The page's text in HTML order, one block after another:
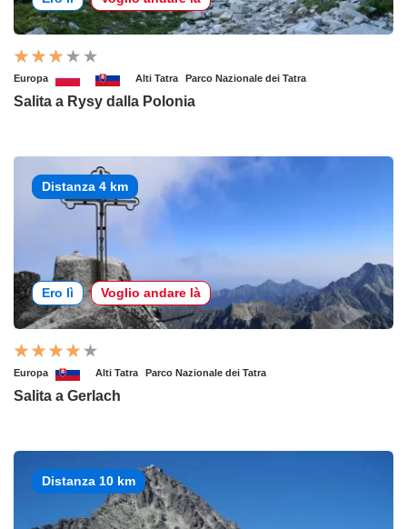
Europa Alti Tatra Parco Nazionale dei Tatra
Salita a Rysy dalla Polonia
Distanza 4 km
Ero lì Voglio andare là
Europa Alti Tatra Parco Nazionale dei Tatra
Salita a Gerlach
Distanza 10 km